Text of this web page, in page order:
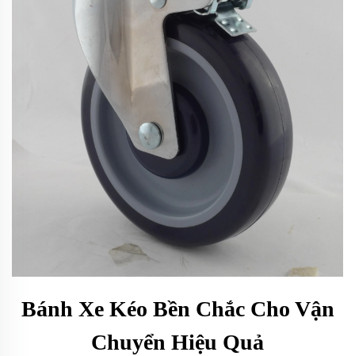
Bánh Xe Kéo Bền Chắc Cho Vận
Chuyển Hiệu Quả